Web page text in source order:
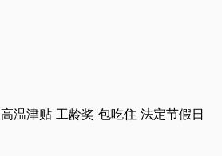
高温津贴 工龄奖 包吃住 法定节假日